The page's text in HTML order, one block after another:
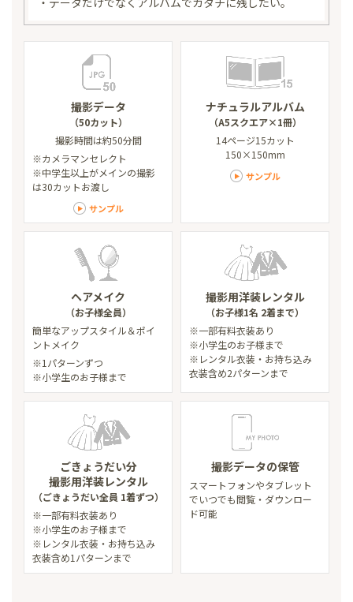
撮影データ
（50カット）
撮影時間は約50分間
※カメラマンセレクト
※中学生以上がメインの撮影
は30カットお渡し
サンプル
ナチュラルアルバム
（A5スクエア×1冊）
14ページ15カット
150×150mm
サンプル
ヘアメイク
（お子様全員）
簡単なアップスタイル＆ポイ
ントメイク
※1パターンずつ
※小学生のお子様まで
撮影用洋装レンタル
（お子様1名 2着まで）
※一部有料衣装あり
※小学生のお子様まで
※レンタル衣装・お持ち込み
衣装含め2パターンまで
ごきょうだい分
撮影用洋装レンタル
（ごきょうだい全員 1着ずつ）
※一部有料衣装あり
※小学生のお子様まで
※レンタル衣装・お持ち込み
衣装含め1パターンまで
撮影データの保管
スマートフォンやタブレット
でいつでも閲覧・ダウンロー
ド可能